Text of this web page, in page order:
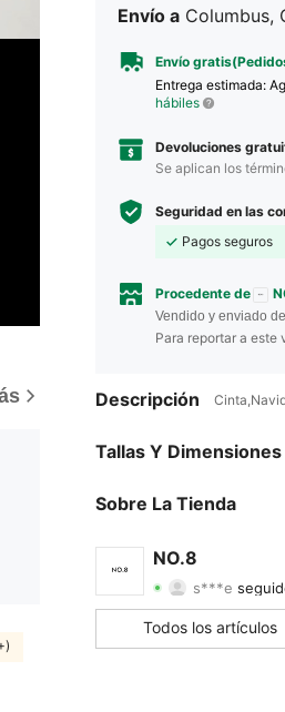
Envío a Columbus,
Envío
Entrega estimada:
hábiles
Devoluciones
Se aplican los
Seguridad en las
Pagos seguros
Procedente de
Vendido y enviado
Para reportar a este
Descripción
Tallas Y Dimensiones
Sobre La Tienda
NO.8
4.90
4.90 Calificación
4.90
Todos los artículos